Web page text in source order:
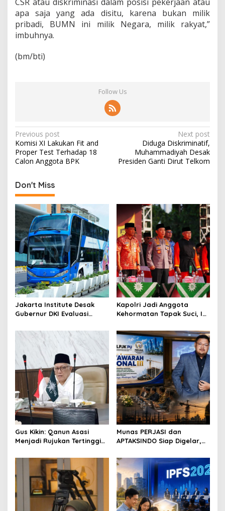
apa saja yang ada disitu, karena bukan milik
pribadi, BUMN ini milik Negara, milik rakyat,”
imbuhnya.
(bm/bti)
Follow Us
P
o
s
t
n
a
v
i
g
a
t
i
o
n
Previous post
Komisi XI Lakukan Fit and
Proper Test Terhadap 18
Calon Anggota BPK
Next post
Diduga Diskriminatif,
Muhammadiyah Desak
Presiden Ganti Dirut Telkom
Don't Miss
Jakarta Institute Desak
Gubernur DKI Evaluasi
Penumpang Diturunkan
Kapolri Jadi Anggota
Kehormatan Tapak Suci, Ini
Gus Kikin: Qanun Asasi
Menjadi Rujukan Tertinggi
Munas PERJASI dan
APTAKSINDO Siap Digelar,
Revisi AD/ART